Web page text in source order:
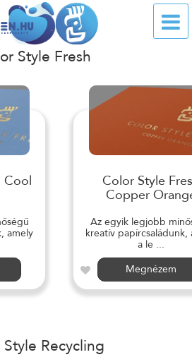
Style Fresh
Cool
amely
Color Style
Copper
Az egyik legjobb
kreatív papírcsaládunk,
a le ...
Megnézem
Recycling